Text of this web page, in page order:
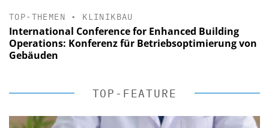
TOP-THEMEN • KLINIKBAU
International Conference for Enhanced Building
Operations: Konferenz für Betriebsoptimierung von
Gebäuden
TOP-FEATURE